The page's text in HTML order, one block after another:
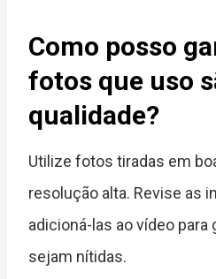
Como posso
fotos que uso
qualidade?
Utilize fotos tiradas em
resolução alta. Revise as
adicioná-las ao vídeo para
sejam nítidas.